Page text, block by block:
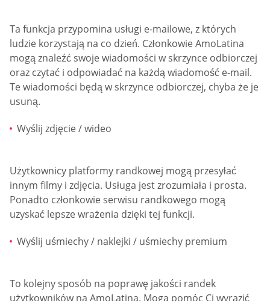
Ta funkcja przypomina usługi e-mailowe, z których
ludzie korzystają na co dzień. Członkowie AmoLatina
mogą znaleźć swoje wiadomości w skrzynce odbiorczej
oraz czytać i odpowiadać na każdą wiadomość e-mail.
Te wiadomości będą w skrzynce odbiorczej, chyba że je
usuną.
Wyślij zdjęcie / wideo
Użytkownicy platformy randkowej mogą przesyłać
innym filmy i zdjęcia. Usługa jest zrozumiała i prosta.
Ponadto członkowie serwisu randkowego mogą
uzyskać lepsze wrażenia dzięki tej funkcji.
Wyślij uśmiechy / naklejki / uśmiechy premium
To kolejny sposób na poprawę jakości randek
użytkowników na AmoLatina. Mogą pomóc Ci wyrazić